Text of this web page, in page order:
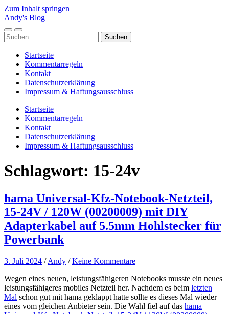
Zum Inhalt springen
Andy's Blog
Mobile-
Menü
Suchfeld
ein-/ausblenden
Suchen
nach:
Startseite
Kommentarregeln
Kontakt
Datenschutzerklärung
Impressum & Haftungsausschluss
Startseite
Kommentarregeln
Kontakt
Datenschutzerklärung
Impressum & Haftungsausschluss
Schlagwort: 15-24v
hama Universal-Kfz-Notebook-Netzteil,
15-24V / 120W (00200009) mit DIY
Adapterkabel auf 5.5mm Hohlstecker für
Powerbank
3. Juli 2024 /Andy /Keine Kommentare
Wegen eines neuen, leistungsfähigeren Notebooks musste ein neues
leistungsfähigeres mobiles Netzteil her. Nachdem es beim letzten
Mal schon gut mit hama geklappt hatte sollte es dieses Mal wieder
eines vom gleichen Anbieter sein. Die Wahl fiel auf das hama